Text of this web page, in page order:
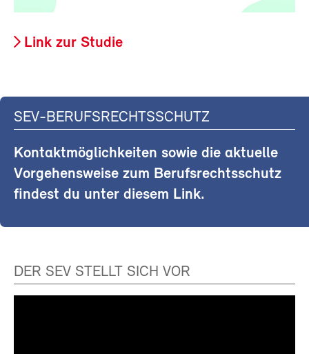
Link zur Studie
SEV-BERUFSRECHTSSCHUTZ
Kontaktmöglichkeiten sowie die aktuelle
Vorgehensweise zum Berufsrechtsschutz
findest du unter diesem Link.
DER SEV STELLT SICH VOR